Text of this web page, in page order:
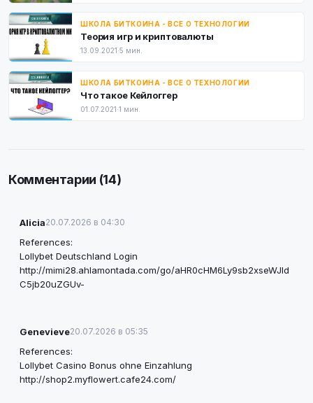
ШКОЛА БИТКОИНА - ВСЕ О ТЕХНОЛОГИИ
Теория игр и криптовалюты
13.09.2021·5 мин.
ШКОЛА БИТКОИНА - ВСЕ О ТЕХНОЛОГИИ
Что такое Кейлоггер
01.07.2021·1 мин.
Комментарии (14)
Alicia20.07.2026 в 04:30
References:
Lollybet Deutschland Login
http://mimi28.ahlamontada.com/go/aHR0cHM6Ly9sb2xseWJld
C5jb20uZGUv-
Genevieve20.07.2026 в 05:35
References:
Lollybet Casino Bonus ohne Einzahlung
http://shop2.myflowert.cafe24.com/